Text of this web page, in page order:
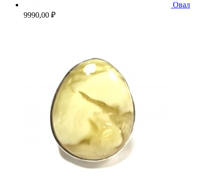
Овал
9990,00 ₽